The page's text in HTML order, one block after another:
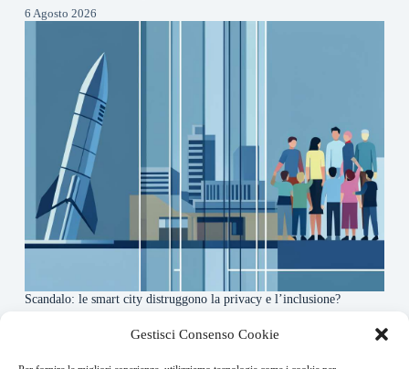
Gestisci Consenso Cookie
6 Agosto 2026
Scandalo: le smart city distruggono la privacy e l’inclusione?